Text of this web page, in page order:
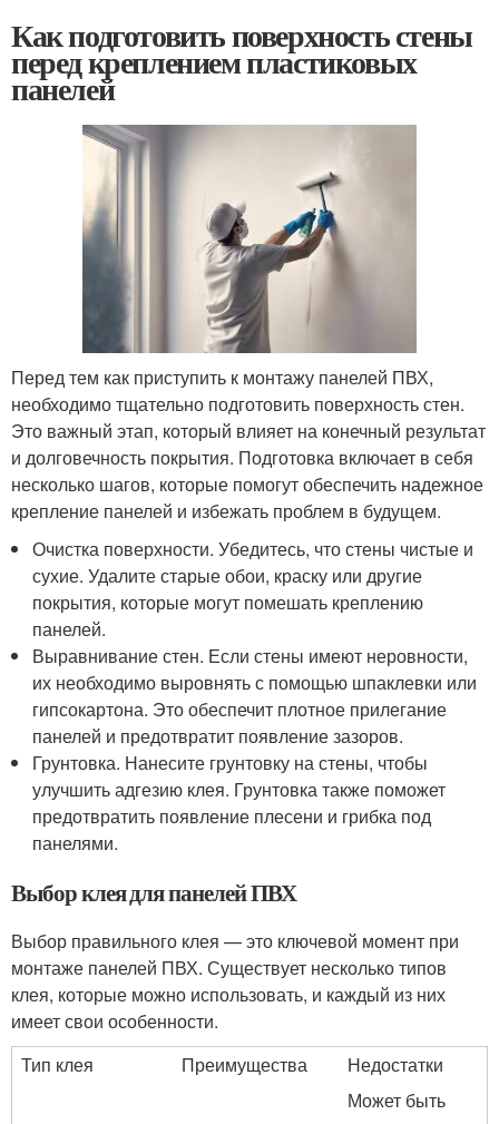
Как подготовить поверхность стены
перед креплением пластиковых
панелей
Перед тем как приступить к монтажу панелей ПВХ,
необходимо тщательно подготовить поверхность стен.
Это важный этап, который влияет на конечный результат
и долговечность покрытия. Подготовка включает в себя
несколько шагов, которые помогут обеспечить надежное
крепление панелей и избежать проблем в будущем.
Очистка поверхности. Убедитесь, что стены чистые и
сухие. Удалите старые обои, краску или другие
покрытия, которые могут помешать креплению
панелей.
Выравнивание стен. Если стены имеют неровности,
их необходимо выровнять с помощью шпаклевки или
гипсокартона. Это обеспечит плотное прилегание
панелей и предотвратит появление зазоров.
Грунтовка. Нанесите грунтовку на стены, чтобы
улучшить адгезию клея. Грунтовка также поможет
предотвратить появление плесени и грибка под
панелями.
Выбор клея для панелей ПВХ
Выбор правильного клея — это ключевой момент при
монтаже панелей ПВХ. Существует несколько типов
клея, которые можно использовать, и каждый из них
имеет свои особенности.
Тип клея
Преимущества
Недостатки
Может быть